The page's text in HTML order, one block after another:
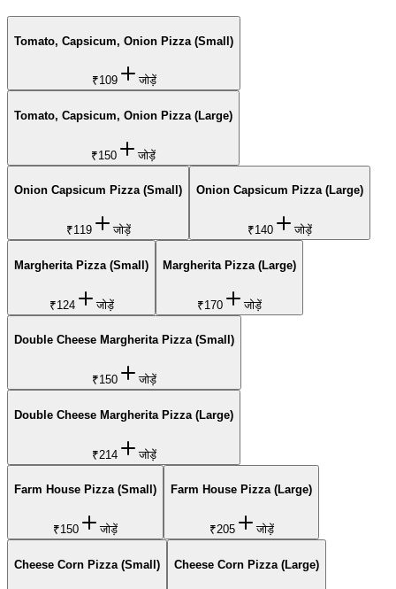
Tomato, Capsicum, Onion Pizza (Small)
₹109 जोड़ें
Tomato, Capsicum, Onion Pizza (Large)
₹150 जोड़ें
Onion Capsicum Pizza (Small)
₹119 जोड़ें
Onion Capsicum Pizza (Large)
₹140 जोड़ें
Margherita Pizza (Small)
₹124 जोड़ें
Margherita Pizza (Large)
₹170 जोड़ें
Double Cheese Margherita Pizza (Small)
₹150 जोड़ें
Double Cheese Margherita Pizza (Large)
₹214 जोड़ें
Farm House Pizza (Small)
₹150 जोड़ें
Farm House Pizza (Large)
₹205 जोड़ें
Cheese Corn Pizza (Small) Cheese Corn Pizza (Large)